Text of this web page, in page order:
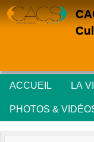
ACCUEIL LA
PHOTOS &
Panneau de gestion